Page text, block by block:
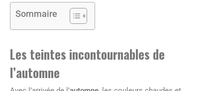
Sommaire
Les teintes incontournables de
l’automne